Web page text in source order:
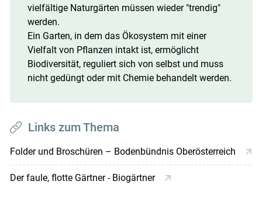
vielfältige Naturgärten müssen wieder "trendig"
werden.
Ein Garten, in dem das Ökosystem mit einer
Vielfalt von Pflanzen intakt ist, ermöglicht
Biodiversität, reguliert sich von selbst und muss
nicht gedüngt oder mit Chemie behandelt werden.
Links zum Thema
Folder und Broschüren – Bodenbündnis Oberösterreich
Der faule, flotte Gärtner - Biogärtner